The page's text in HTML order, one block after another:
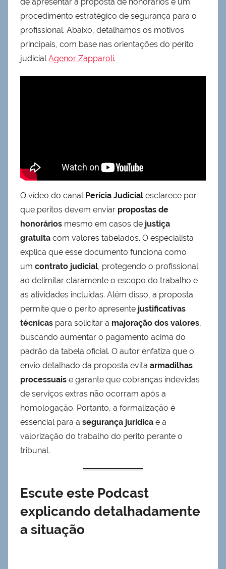
procedimento estratégico de segurança para o
profissional. Abaixo, detalhamos os motivos
principais, com base nas orientações do perito
judicialAgenor Zapparoli.
O vídeo do canal Perícia Judicial esclarece por
que peritos devem enviar propostas de
honorários mesmo em casos de justiça
gratuita com valores tabelados. O especialista
explica que esse documento funciona como
um contrato judicial, protegendo o profissional
ao delimitar claramente o escopo do trabalho e
as atividades incluídas. Além disso, a proposta
permite que o perito apresente justificativas
técnicas para solicitar a majoração dos valores,
buscando aumentar o pagamento acima do
padrão da tabela oficial. O autor enfatiza que o
envio detalhado da proposta evita armadilhas
processuais e garante que cobranças indevidas
de serviços extras não ocorram após a
homologação. Portanto, a formalização é
essencial para a segurança jurídica e a
valorização do trabalho do perito perante o
tribunal.
Escute este Podcast
explicando detalhadamente
a situação